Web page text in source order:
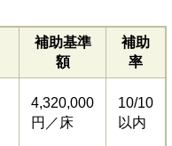
補助基準
額
補助
率
4,320,000
円／床
10/10
以内